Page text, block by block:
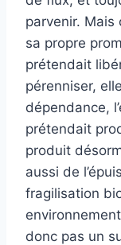
parvenir.
sa propre
prétendait
pérenniser,
dépendance,
prétendait
produit
aussi de
fragilisation
donc pas un